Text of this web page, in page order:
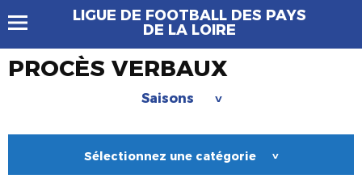
LIGUE DE FOOTBALL DES PAYS
DE LA LOIRE
PROCÈS VERBAUX
Saisons >
Sélectionnez une catégorie >